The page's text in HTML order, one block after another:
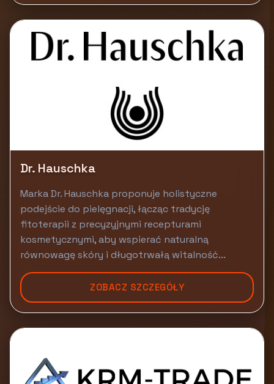
Dr. Hauschka
Marka Dr. Hauschka proponuje holistyczne
podejście do pielęgnacji, łącząc tradycję
fitoterapii z precyzyjnymi recepturami
kosmetycznymi, aby wspierać naturalną
równowagę skóry i długotrwałą witalność...
ZOBACZ SZCZEGÓŁY